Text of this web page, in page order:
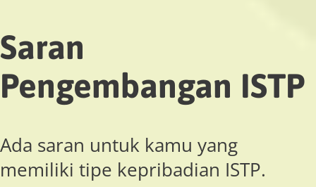
Saran
Pengembangan ISTP
Ada saran untuk kamu yang
memiliki tipe kepribadian ISTP.